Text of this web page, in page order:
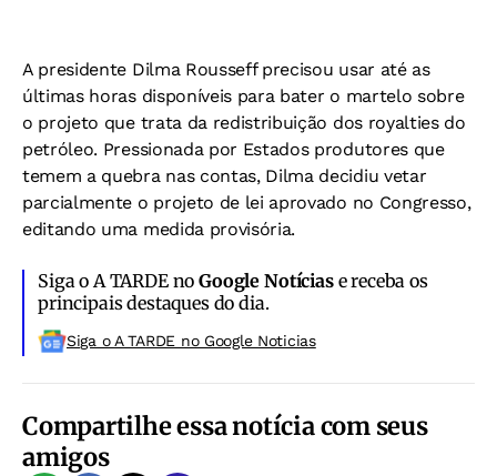
A presidente Dilma Rousseff precisou usar até as
últimas horas disponíveis para bater o martelo sobre
o projeto que trata da redistribuição dos royalties do
petróleo. Pressionada por Estados produtores que
temem a quebra nas contas, Dilma decidiu vetar
parcialmente o projeto de lei aprovado no Congresso,
editando uma medida provisória.
Siga o A TARDE noGoogle Notíciase receba os
principais destaques do dia.
Siga o A TARDE no Google Noticias
Compartilhe essa notícia com seus
amigos